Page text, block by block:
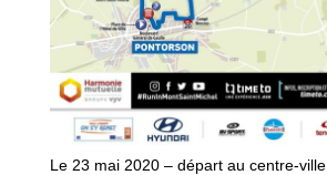
Le 23 mai 2020 – départ au centre-ville